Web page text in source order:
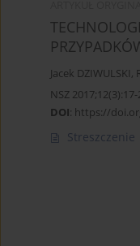
Jacek DZIWULSKI,
NSZ
DOI: https://
Streszczenie